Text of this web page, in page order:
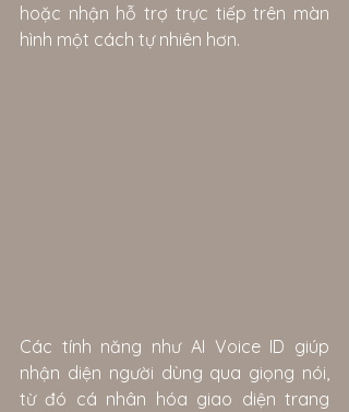
hoặc nhận hỗ trợ trực tiếp trên màn
hình một cách tự nhiên hơn.
Các tính năng như AI Voice ID giúp
nhận diện người dùng qua giọng nói,
từ đó cá nhân hóa giao diện trang